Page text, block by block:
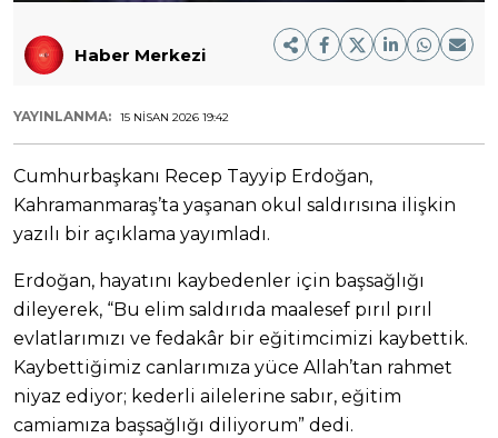
Haber Merkezi
YAYINLANMA: 15 NISAN 2026 19:42
Cumhurbaşkanı Recep Tayyip Erdoğan,
Kahramanmaraş’ta yaşanan okul saldırısına ilişkin
yazılı bir açıklama yayımladı.
Erdoğan, hayatını kaybedenler için başsağlığı
dileyerek, “Bu elim saldırıda maalesef pırıl pırıl
evlatlarımızı ve fedakâr bir eğitimcimizi kaybettik.
Kaybettiğimiz canlarımıza yüce Allah’tan rahmet
niyaz ediyor; kederli ailelerine sabır, eğitim
camiamıza başsağlığı diliyorum” dedi.